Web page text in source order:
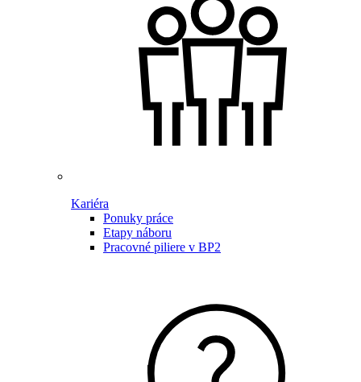
Kariéra
Ponuky práce
Etapy náboru
Pracovné piliere v BP2